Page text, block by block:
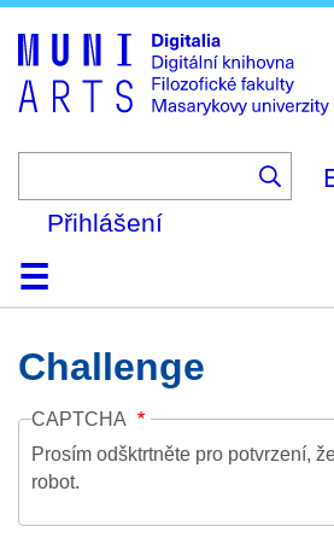
to
main
content
Přihlášení
DomůKolekce
Prohlížení
Vyhledávání
O platformě
Nápověda
KontaktDigitalia
Challenge
CAPTCHA
Prosím odšktrtněte pro potvrzení,
robot.